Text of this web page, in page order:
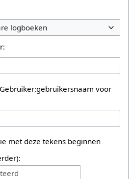
logboeken
voor
met deze tekens beginnen